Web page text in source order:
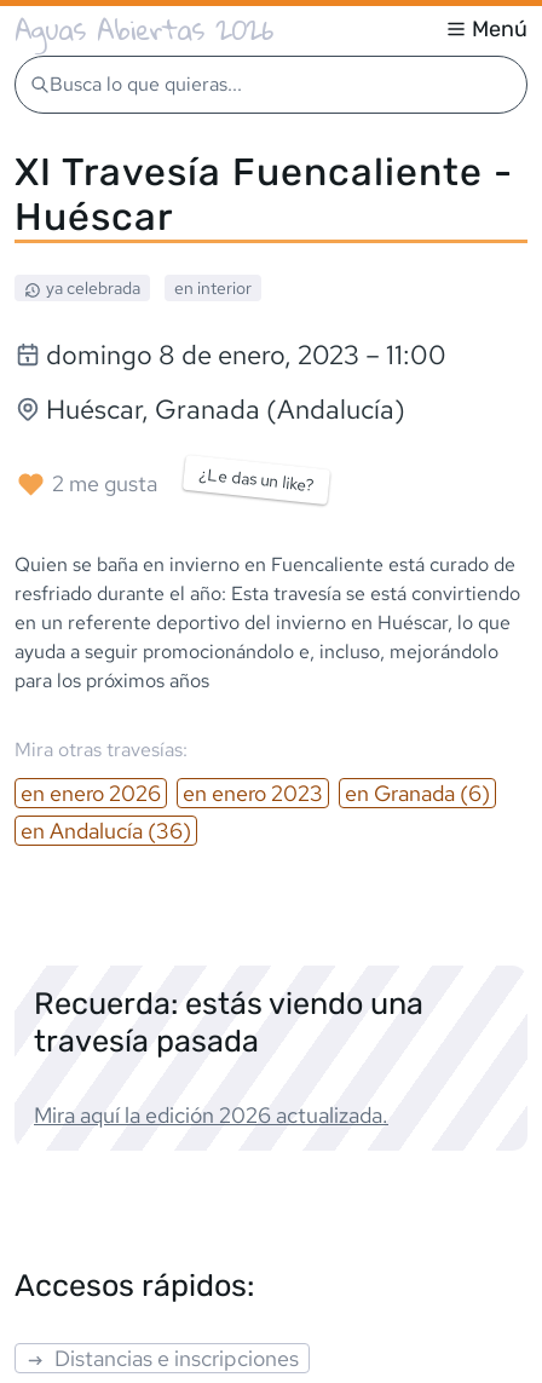
Aguas Abiertas 2026 Menú
Busca lo que quieras...
XI Travesía Fuencaliente -
Huéscar
ya celebrada en interior
domingo 8 de enero, 2023 – 11:00
Huéscar, Granada (Andalucía)
2 me gusta ¿Le das un like?
Quien se baña en invierno en Fuencaliente está curado de
resfriado durante el año: Esta travesía se está convirtiendo
en un referente deportivo del invierno en Huéscar, lo que
ayuda a seguir promocionándolo e, incluso, mejorándolo
para los próximos años
Mira otras travesías:
en enero 2026 en enero 2023 en Granada (6)
en Andalucía (36)
Recuerda: estás viendo una
travesía pasada
Mira aquí la edición 2026 actualizada.
Accesos rápidos:
Distancias e inscripciones